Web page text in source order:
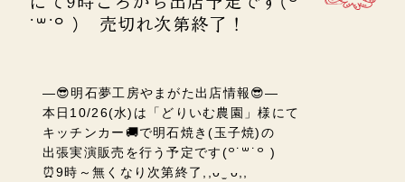
˙꒳˙꒪ ) 売切れ次第終了！
―😎明石夢工房やまがた出店情報😎―
本日10/26(水)は「 どりいむ農園」様にて
キッチンカー🚚で明石焼き(玉子焼)の
出張実演販売を行う予定です(꒪˙꒳˙꒪ )
⏰9時～無くなり次第終了
ᴗ ᴗ